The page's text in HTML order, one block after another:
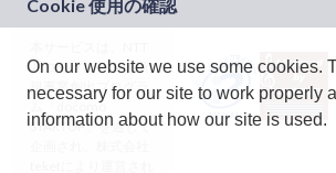
ドコモグループの新
規事業創出プログラ
ム「docomo
STARTUP」を通じて
On our website we use some cookies.
necessary for our site to work properly
information about how our site is used.